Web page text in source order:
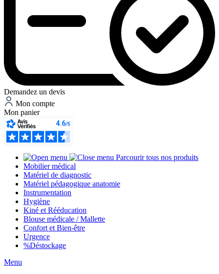
Demandez un devis
Mon compte
Mon panier
Parcourir tous nos produits
Mobilier médical
Matériel de diagnostic
Matériel pédagogique anatomie
Instrumentation
Hygiène
Kiné et Rééducation
Blouse médicale / Mallette
Confort et Bien-être
Urgence
%Déstockage
Menu